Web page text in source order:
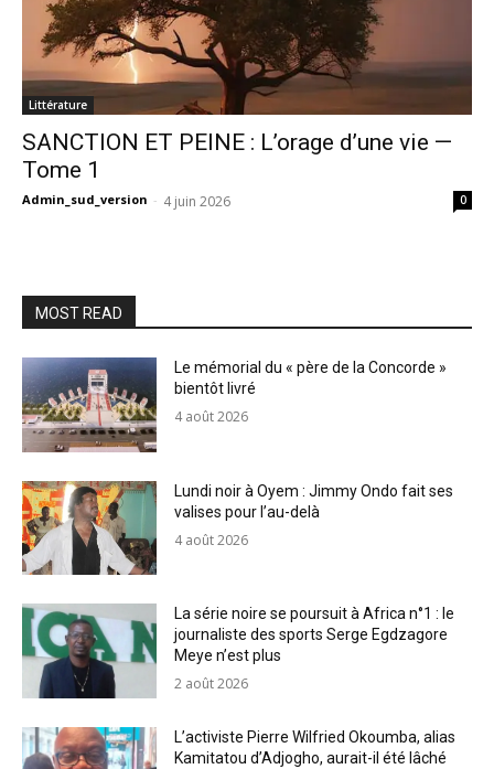
Littérature
SANCTION ET PEINE : L’orage d’une vie —
Tome 1
Admin_sud_version - 4 juin 2026 0
MOST READ
Le mémorial du « père de la Concorde »
bientôt livré
4 août 2026
Lundi noir à Oyem : Jimmy Ondo fait ses
valises pour l’au-delà
4 août 2026
La série noire se poursuit à Africa n°1 : le
journaliste des sports Serge Egdzagore
Meye n’est plus
2 août 2026
L’activiste Pierre Wilfried Okoumba, alias
Kamitatou d’Adjogho, aurait-il été lâché